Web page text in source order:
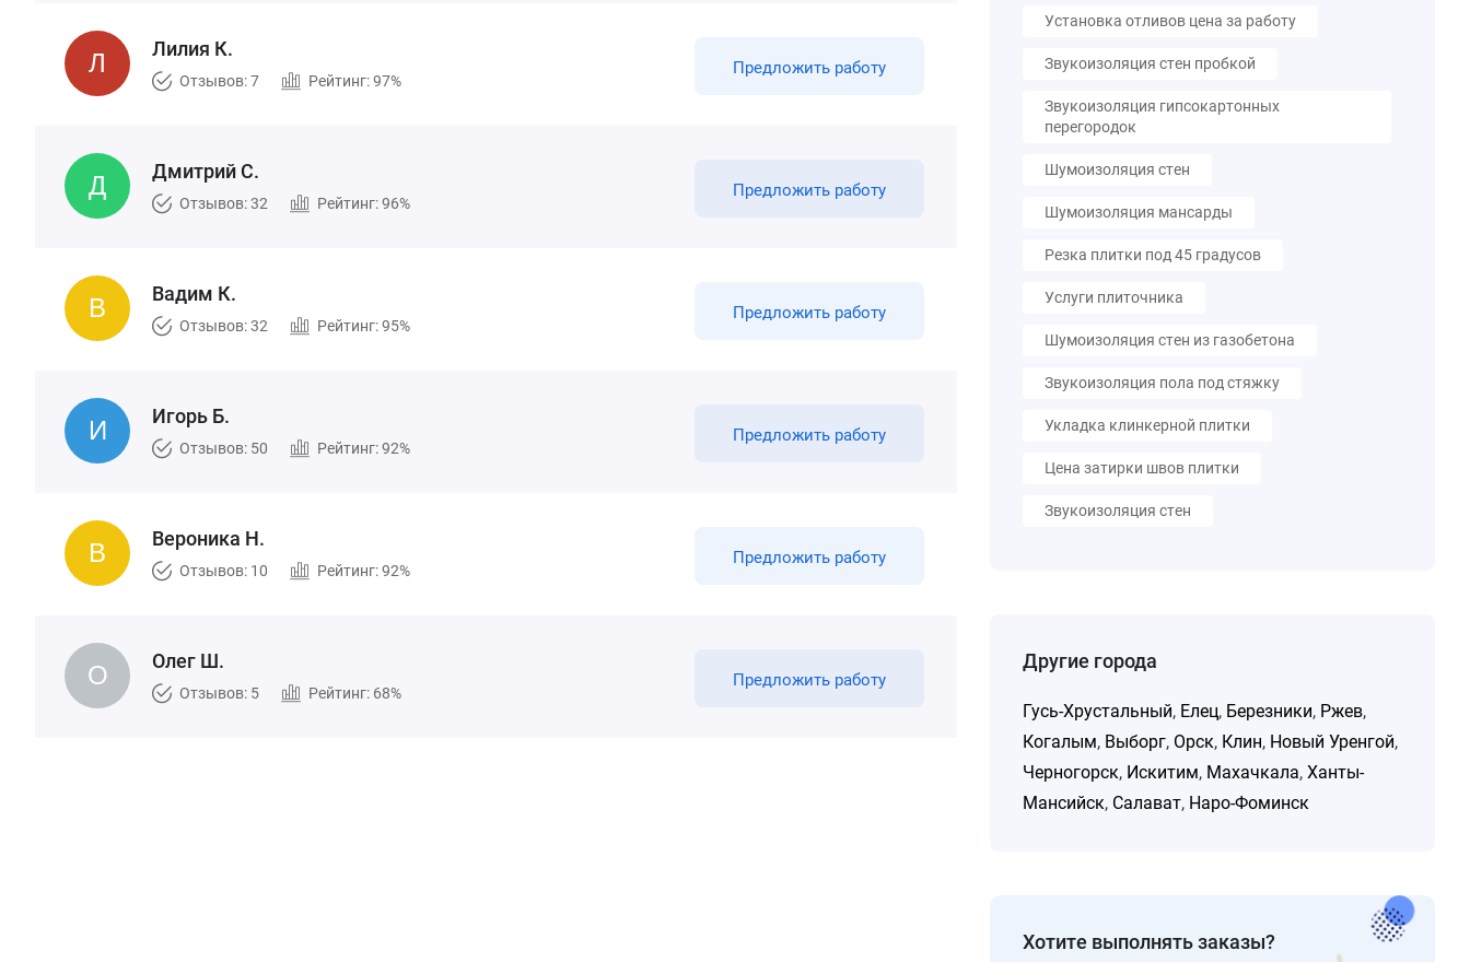
Лилия К.
Отзывов: 7 Рейтинг: 97%
Предложить работу
Дмитрий С.
Отзывов: 32 Рейтинг: 96%
Предложить работу
Вадим К.
Отзывов: 32 Рейтинг: 95%
Предложить работу
Игорь Б.
Отзывов: 50 Рейтинг: 92%
Предложить работу
Вероника Н.
Отзывов: 10 Рейтинг: 92%
Предложить работу
Олег Ш.
Отзывов: 5 Рейтинг: 68%
Предложить работу
Установка отливов цена за работу
Звукоизоляция стен пробкой
Звукоизоляция гипсокартонных
перегородок
Шумоизоляция стен
Шумоизоляция мансарды
Резка плитки под 45 градусов
Услуги плиточника
Шумоизоляция стен из газобетона
Звукоизоляция пола под стяжку
Укладка клинкерной плитки
Цена затирки швов плитки
Звукоизоляция стен
Другие города
Гусь-Хрустальный, Елец, Березники, Ржев,
Когалым, Выборг, Орск, Клин, Новый Уренгой,
Черногорск, Искитим, Махачкала,Ханты-
Мансийск, Салават, Наро-Фоминск
Хотите выполнять заказы?